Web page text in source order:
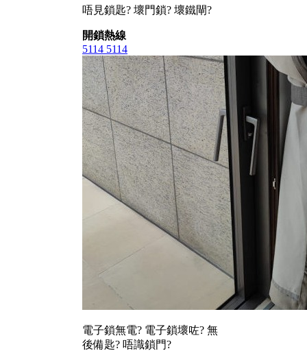
唔見鎖匙? 壞門鎖? 壞鐵閘?
開鎖熱線
5114 5114
電子鎖無電? 電子鎖壞咗? 無
後備匙? 唔識鎖門?